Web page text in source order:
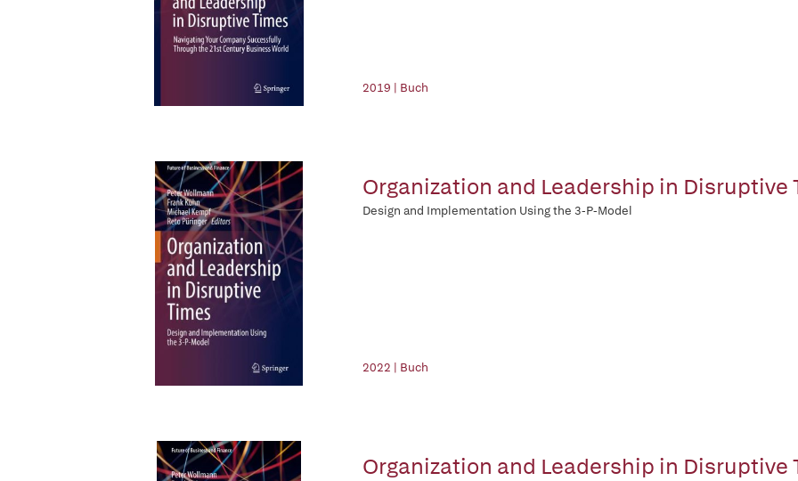
2019 | Buch
Organization and Leadership in Disruptive
Design and Implementation Using the 3-P-Model
2022 | Buch
Organization and Leadership in Disruptive